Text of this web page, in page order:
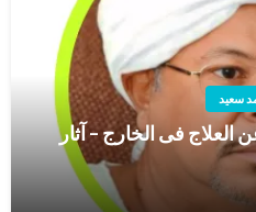
سعيد
العلاج فى الخارج – آثار